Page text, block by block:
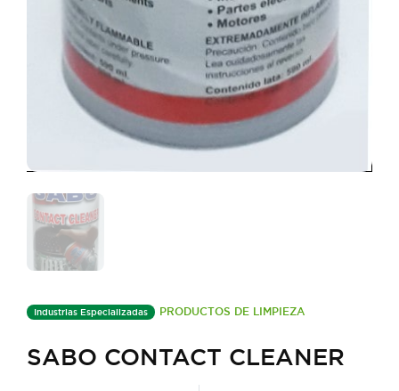
Industrias Especializadas PRODUCTOS DE LIMPIEZA
SABO CONTACT CLEANER